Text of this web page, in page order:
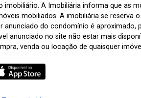
A Imobiliária informa que as
mobiliados. A imobiliária se reserva
do condomínio é aproximado,
anunciado no site não estar mais
venda ou locação de quaisquer